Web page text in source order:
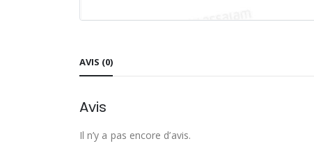
AVIS (0)
Avis
Il n’y a pas encore d’avis.